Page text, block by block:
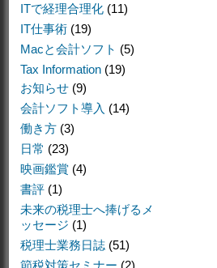
ITで経理合理化 (11)
IT仕事術 (19)
Macと会計ソフト (5)
Tax Information (19)
お知らせ (9)
会計ソフト導入 (14)
働き方 (3)
日常 (23)
映画鑑賞 (4)
書評 (1)
未来の税理士へ捧げるメ
ッセージ (1)
税理士業務日誌 (51)
節税対策セミナー (2)